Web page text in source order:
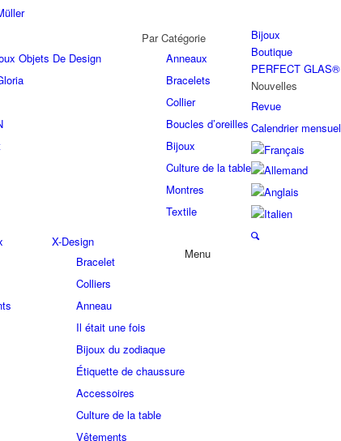
Bijoux
Objets De Design
Par Catégorie
Anneaux
Bracelets
Collier
Boucles d’oreilles
Bijoux
Culture de la table
Montres
Textile
Boutique
X-Design
Bracelet
Colliers
Anneau
Il était une fois
Bijoux du zodiaque
Étiquette de chaussure
Accessoires
Culture de la table
Vêtements
PERFECT GLAS®
Nouvelles
Revue
Calendrier mensuel
Menu